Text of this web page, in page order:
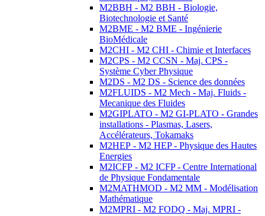
M2BBH - M2 BBH - Biologie,
Biotechnologie et Santé
M2BME - M2 BME - Ingénierie
BioMédicale
M2CHI - M2 CHI - Chimie et Interfaces
M2CPS - M2 CCSN - Maj. CPS -
Système Cyber Physique
M2DS - M2 DS - Science des données
M2FLUIDS - M2 Mech - Maj. Fluids -
Mecanique des Fluides
M2GIPLATO - M2 GI-PLATO - Grandes
installations - Plasmas, Lasers,
Accélérateurs, Tokamaks
M2HEP - M2 HEP - Physique des Hautes
Energies
M2ICFP - M2 ICFP - Centre International
de Physique Fondamentale
M2MATHMOD - M2 MM - Modélisation
Mathématique
M2MPRI - M2 FODQ - Maj. MPRI -